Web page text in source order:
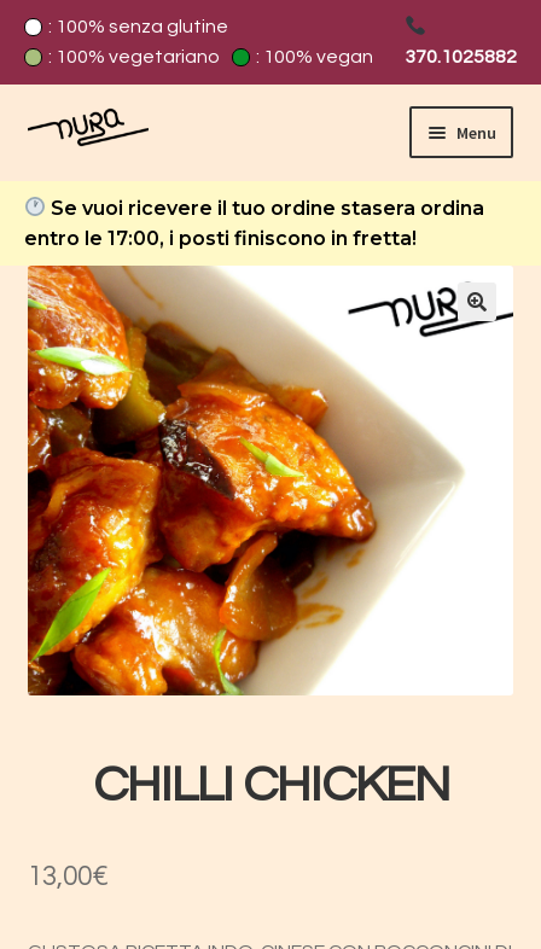
: 100% senza glutine
: 100% vegetariano
: 100% vegan 370.1025882
Menu
Home
Carrello
Cassa
Chi Siamo
Contatti
Cookie policy
Home Negozio
Il mio account
Prodotti
Se vuoi ricevere il tuo ordine stasera ordina
entro le 17:00, i posti finiscono in fretta!
CHILLI CHICKEN
13,00€